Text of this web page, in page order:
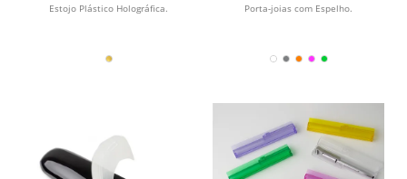
Estojo Plástico Holográfica. Porta-joias com Espelho.